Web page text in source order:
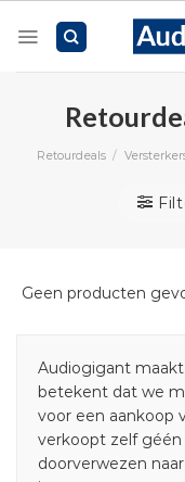
Retourdeals /
Geen producten
Audiogigant
betekent dat we
voor een aankoop
verkoopt zelf
doorverwezen